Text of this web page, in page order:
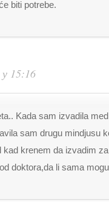
biti potrebe.
15:16
Kada sam izvadila
sam drugu mindjusu
kad krenem da izvadim
doktora,da li sama